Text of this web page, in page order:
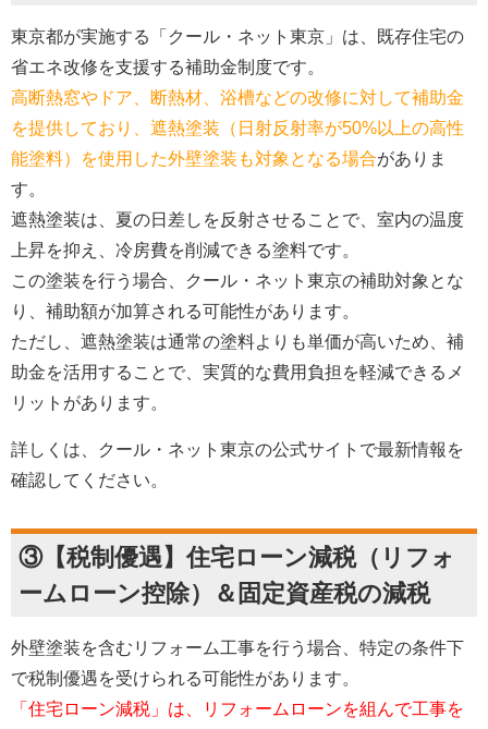
東京都が実施する「クール・ネット東京」は、既存住宅の
省エネ改修を支援する補助金制度です。
高断熱窓やドア、断熱材、浴槽などの改修に対して補助金
を提供しており、遮熱塗装（日射反射率が50%以上の高性
能塗料）を使用した外壁塗装も対象となる場合がありま
す。
遮熱塗装は、夏の日差しを反射させることで、室内の温度
上昇を抑え、冷房費を削減できる塗料です。
この塗装を行う場合、クール・ネット東京の補助対象とな
り、補助額が加算される可能性があります。
ただし、遮熱塗装は通常の塗料よりも単価が高いため、補
助金を活用することで、実質的な費用負担を軽減できるメ
リットがあります。
詳しくは、クール・ネット東京の公式サイトで最新情報を
確認してください。
③【税制優遇】住宅ローン減税（リフォ
ームローン控除）＆固定資産税の減税
外壁塗装を含むリフォーム工事を行う場合、特定の条件下
で税制優遇を受けられる可能性があります。
「住宅ローン減税」は、リフォームローンを組んで工事を